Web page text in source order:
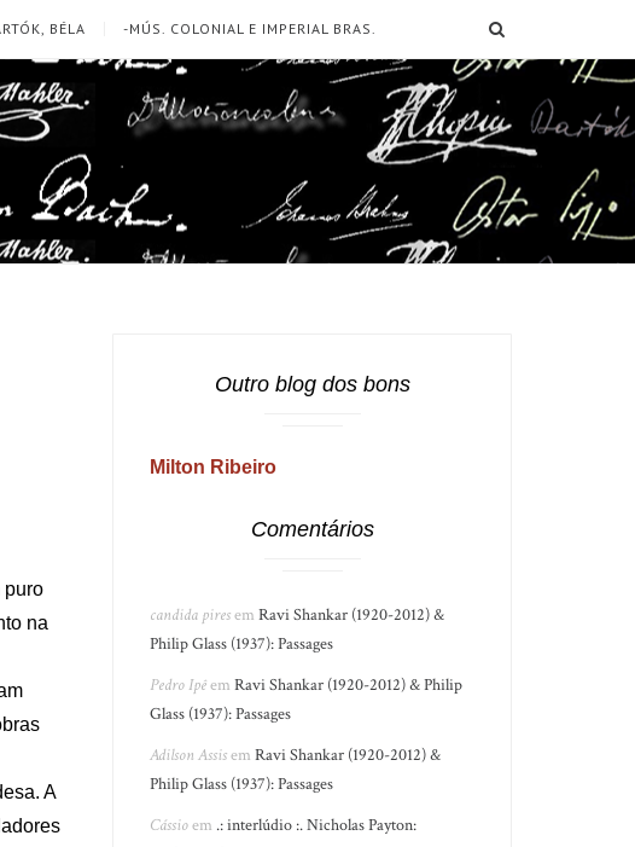
BÉLA -MÚS. COLONIAL E IMPERIAL BRAS.
puro
na
A
Outro blog dos bons
Milton Ribeiro
Comentários
candida piresemRavi Shankar (1920-2012) &
Philip Glass (1937): Passages
Pedro IpêemRavi Shankar (1920-2012) & Philip
Glass (1937): Passages
Adilson AssisemRavi Shankar (1920-2012) &
Philip Glass (1937): Passages
Cássioem .: interlúdio :. Nicholas Payton: